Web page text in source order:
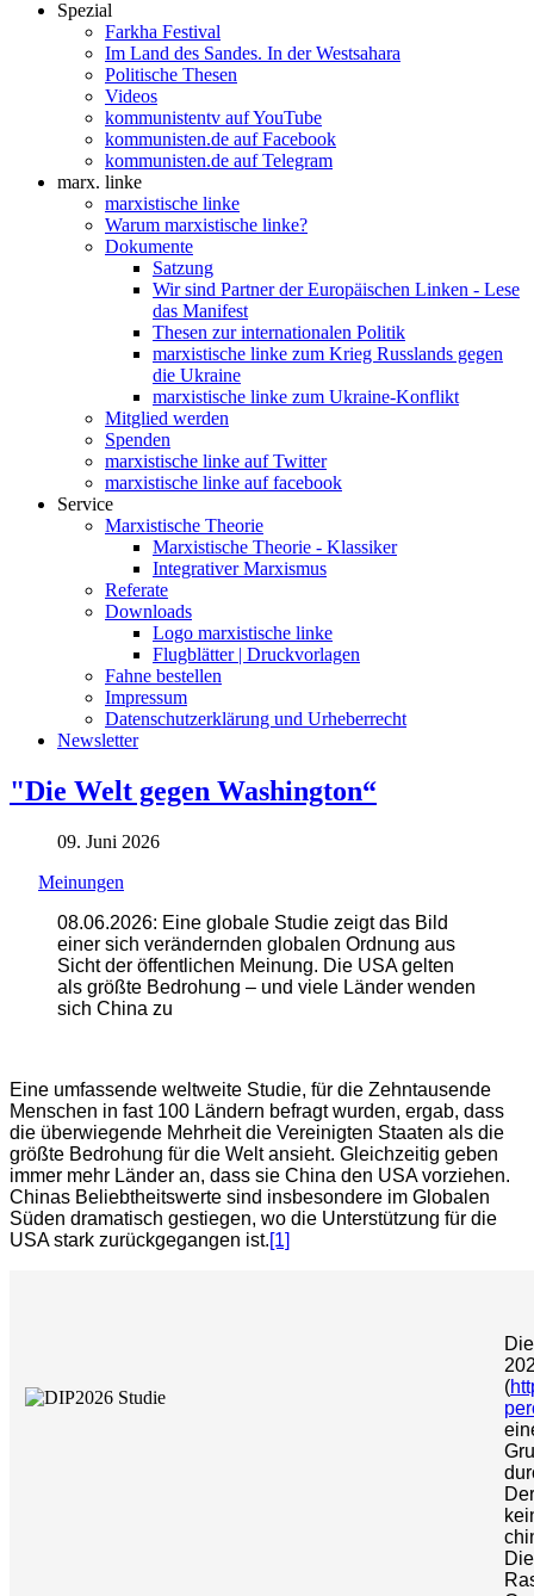
Spezial
Farkha Festival
Im Land des Sandes. In der Westsahara
Politische Thesen
Videos
kommunistentv auf YouTube
kommunisten.de auf Facebook
kommunisten.de auf Telegram
marx. linke
marxistische linke
Warum marxistische linke?
Dokumente
Satzung
Wir sind Partner der Europäischen Linken - Lese
das Manifest
Thesen zur internationalen Politik
marxistische linke zum Krieg Russlands gegen
die Ukraine
marxistische linke zum Ukraine-Konflikt
Mitglied werden
Spenden
marxistische linke auf Twitter
marxistische linke auf facebook
Service
Marxistische Theorie
Marxistische Theorie - Klassiker
Integrativer Marxismus
Referate
Downloads
Logo marxistische linke
Flugblätter | Druckvorlagen
Fahne bestellen
Impressum
Datenschutzerklärung und Urheberrecht
Newsletter
"Die Welt gegen Washington“
09. Juni 2026
Meinungen
08.06.2026: Eine globale Studie zeigt das Bild
einer sich verändernden globalen Ordnung aus
Sicht der öffentlichen Meinung. Die USA gelten
als größte Bedrohung – und viele Länder wenden
sich China zu
Eine umfassende weltweite Studie, für die Zehntausende
Menschen in fast 100 Ländern befragt wurden, ergab, dass
die überwiegende Mehrheit die Vereinigten Staaten als die
größte Bedrohung für die Welt ansieht. Gleichzeitig geben
immer mehr Länder an, dass sie China den USA vorziehen.
Chinas Beliebtheitswerte sind insbesondere im Globalen
Süden dramatisch gestiegen, wo die Unterstützung für die
USA stark zurückgegangen ist.[1]
(